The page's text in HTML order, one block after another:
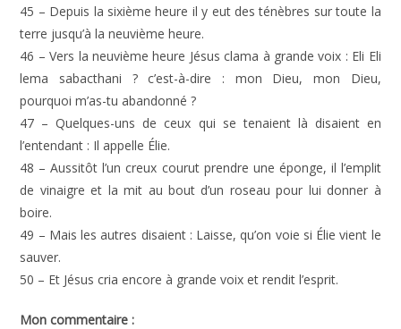
45 – Depuis la sixième heure il y eut des ténèbres sur toute la
terre jusqu’à la neuvième heure.
46 – Vers la neuvième heure Jésus clama à grande voix : Eli Eli
lema sabacthani ? c’est-à-dire : mon Dieu, mon Dieu,
pourquoi m’as-tu abandonné ?
47 – Quelques-uns de ceux qui se tenaient là disaient en
l’entendant : Il appelle Élie.
48 – Aussitôt l’un creux courut prendre une éponge, il l’emplit
de vinaigre et la mit au bout d’un roseau pour lui donner à
boire.
49 – Mais les autres disaient : Laisse, qu’on voie si Élie vient le
sauver.
50 – Et Jésus cria encore à grande voix et rendit l’esprit.
Mon commentaire :